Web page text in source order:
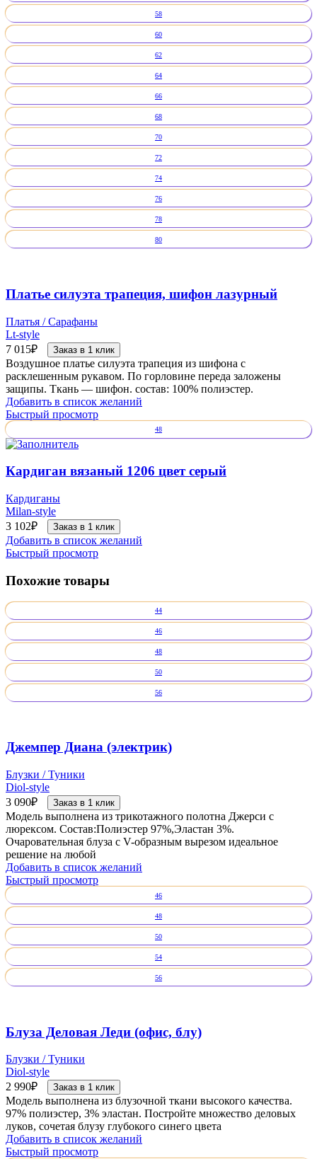
58
60
62
64
66
68
70
72
74
76
78
80
Платье силуэта трапеция, шифон лазурный
Платья / Сарафаны
Lt-style
7 015₽ Заказ в 1 клик
Воздушное платье силуэта трапеция из шифона с
расклешенным рукавом. По горловине переда заложены
защипы. Ткань — шифон. состав: 100% полиэстер.
Добавить в список желаний
Быстрый просмотр
48
Кардиган вязаный 1206 цвет серый
Кардиганы
Milan-style
3 102₽ Заказ в 1 клик
Добавить в список желаний
Быстрый просмотр
Похожие товары
44
46
48
50
56
Джемпер Диана (электрик)
Блузки / Туники
Diol-style
3 090₽ Заказ в 1 клик
Модель выполнена из трикотажного полотна Джерси с
люрексом. Состав:Полиэстер 97%,Эластан 3%.
Очаровательная блуза с V-образным вырезом идеальное
решение на любой
Добавить в список желаний
Быстрый просмотр
46
48
50
54
56
Блуза Деловая Леди (офис, блу)
Блузки / Туники
Diol-style
2 990₽ Заказ в 1 клик
Модель выполнена из блузочной ткани высокого качества.
97% полиэстер, 3% эластан. Постройте множество деловых
луков, сочетая блузу глубокого синего цвета
Добавить в список желаний
Быстрый просмотр